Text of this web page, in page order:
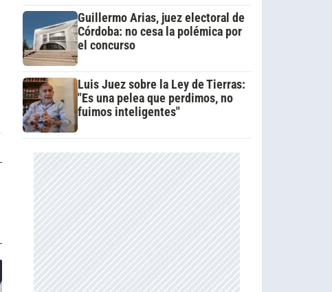
Guillermo Arias, juez electoral de
Córdoba: no cesa la polémica por
el concurso
Luis Juez sobre la Ley de Tierras:
"Es una pelea que perdimos, no
fuimos inteligentes"